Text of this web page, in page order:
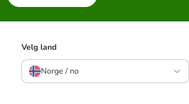
Velg land
Norge / no